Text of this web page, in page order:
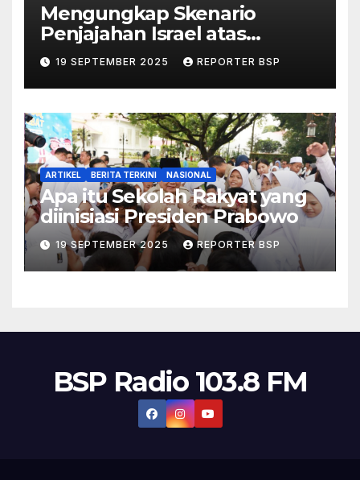
Mengungkap Skenario
Penjajahan Israel atas
Palestina dalam Buku Ilan
Pappé
19 SEPTEMBER 2025 REPORTER BSP
ARTIKEL BERITA TERKINI NASIONAL
Apa itu Sekolah Rakyat yang
diinisiasi Presiden Prabowo
19 SEPTEMBER 2025 REPORTER BSP
BSP Radio 103.8 FM